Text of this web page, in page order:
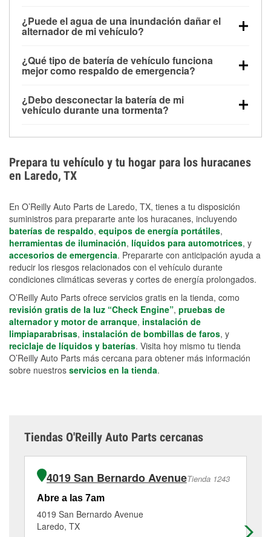
alimentar pequeños accesorios durante un tiempo
limitado, pero el uso repetido sin conducir el vehículo
contar con un equipo de carga de respaldo para
cortes prolongados.
¿Puede el agua de una inundación dañar el
alternador de mi vehículo?
parte baja del compartimento del motor y pueden
dañarse si se sumergen, lo que puede provocar una
días después de la exposición.
¿Qué tipo de batería de vehículo funciona
mejor como respaldo de emergencia?
para aplicaciones de ciclo profundo porque son
selladas, resistentes a las vibraciones y más
¿Debo desconectar la batería de mi
vehículo durante una tormenta?
los daños por inundación. Evitar el agua estancada y
preparar opciones de carga de respaldo son
medidas de protección más efectivas.
Prepara tu vehículo y tu hogar para los huracanes
en Laredo, TX
En O’Reilly Auto Parts de Laredo, TX, tienes a tu disposición
suministros para prepararte ante los huracanes, incluyendo
baterías de respaldo, equipos de energía portátiles,
herramientas de iluminación, líquidos para automotrices, y
accesorios de emergencia. Prepararte con anticipación ayuda a
reducir los riesgos relacionados con el vehículo durante
condiciones climáticas severas y cortes de energía prolongados.
O’Reilly Auto Parts ofrece servicios gratis en la tienda, como
revisión gratis de la luz “Check Engine”, pruebas de
alternador y motor de arranque, instalación de
limpiaparabrisas, instalación de bombillas de faros, y
reciclaje de líquidos y baterías. Visita hoy mismo tu tienda
O’Reilly Auto Parts más cercana para obtener más información
sobre nuestros servicios en la tienda.
Tiendas O'Reilly Auto Parts cercanas
4019 San Bernardo AvenueTienda 1243
Abre a las 7am
4019 San Bernardo Avenue
Laredo, TX